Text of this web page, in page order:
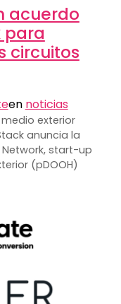
acuerdo
para
circuitos
en noticias
exterior
anuncia la
start-up
(pDOOH)